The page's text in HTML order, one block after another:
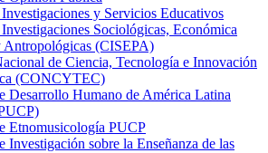
y Servicios Educativos
Sociológicas, Económica
Antropológicas (CISEPA)
de Ciencia, Tecnología e Innovación
(CONCYTEC)
Desarrollo Humano de América Latina
Etnomusicología PUCP
Investigación sobre la Enseñanza de las